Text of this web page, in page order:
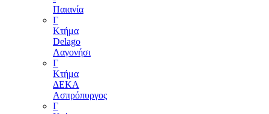
Παιανία
Γ
Κτήμα
Delagο
Λαγονήσι
Γ
Κτήμα
ΔΕΚΑ
Ασπρόπυργος
Γ